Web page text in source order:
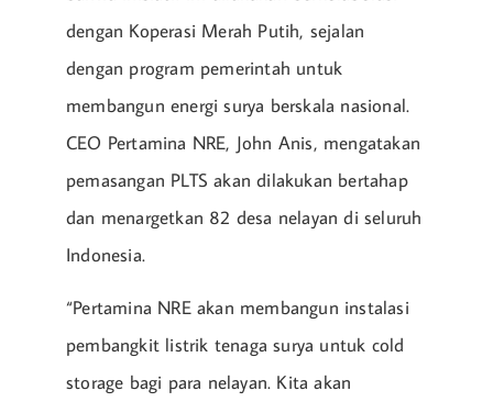
dengan Koperasi Merah Putih, sejalan
dengan program pemerintah untuk
membangun energi surya berskala nasional.
CEO Pertamina NRE, John Anis, mengatakan
pemasangan PLTS akan dilakukan bertahap
dan menargetkan 82 desa nelayan di seluruh
Indonesia.
“Pertamina NRE akan membangun instalasi
pembangkit listrik tenaga surya untuk cold
storage bagi para nelayan. Kita akan